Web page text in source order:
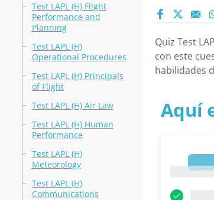
Test LAPL (H) Flight
Performance and
Planning
Test LAPL (H)
Operational Procedures
Test LAPL (H) Principals
of Flight
Test LAPL (H) Air Law
Test LAPL (H) Human
Performance
Test LAPL (H)
Meteorology
Test LAPL (H)
Communications
Quiz Test
con este
habilidades
Aquí